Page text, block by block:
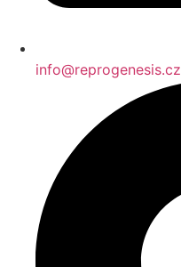
info@reprogenesis.cz